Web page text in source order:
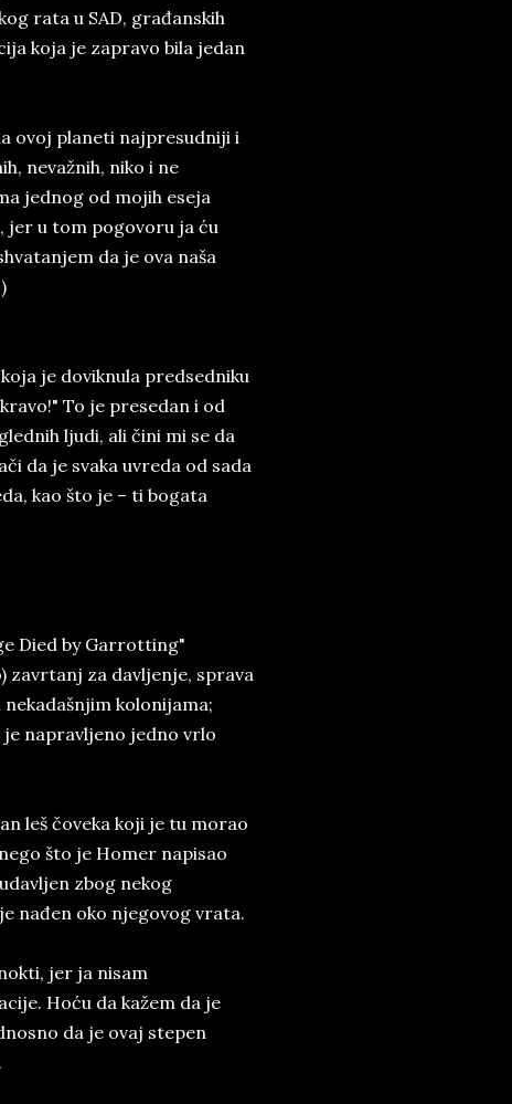
rata u SAD, građanskih
koja je zapravo bila jedan
ovoj planeti najpresudniji i
nevažnih, niko i ne
jednog od mojih eseja
jer u tom pogovoru ja ću
da je ova naša
je doviknula predsedniku
To je presedan i od
ljudi, ali čini mi se da
da je svaka uvreda od sada
kao što je – ti bogata
Died by Garrotting"
za davljenje, sprava
kolonijama;
napravljeno jedno vrlo
leš čoveka koji je tu morao
što je Homer napisao
zbog nekog
nađen oko njegovog vrata.
jer ja nisam
Hoću da kažem da je
da je ovaj stepen